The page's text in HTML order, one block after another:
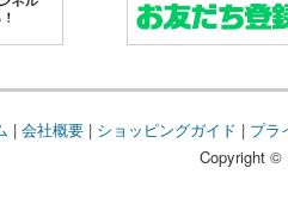
| 会社概要| ショッピングガイド | プラ
Copyright ©